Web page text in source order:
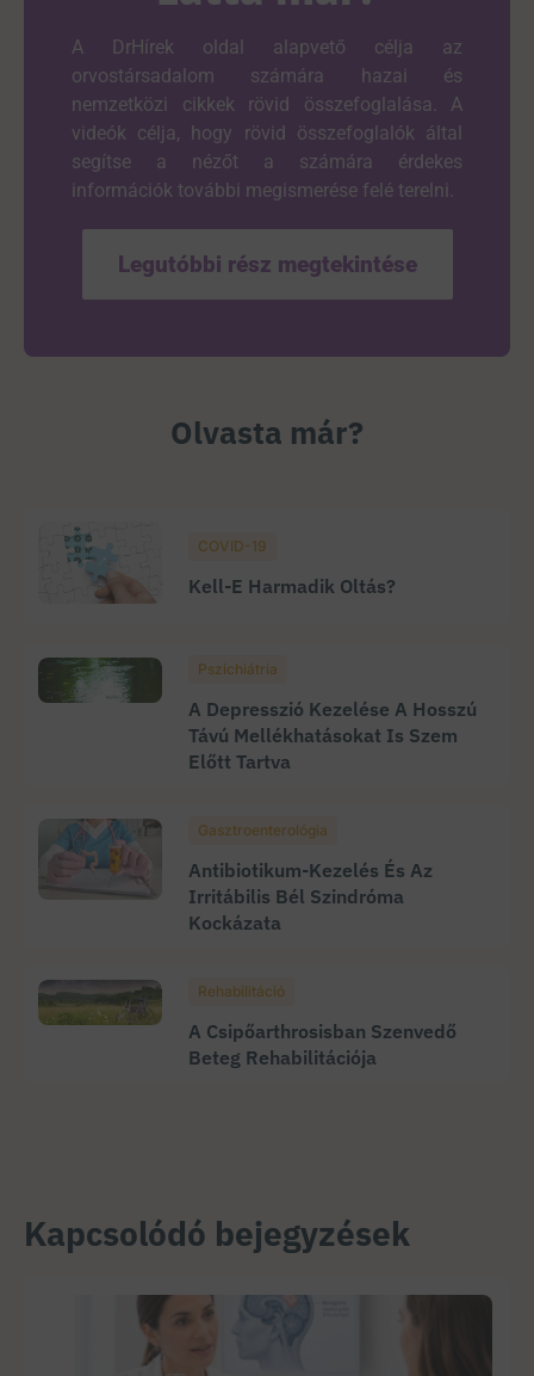
A DrHírek oldal alapvető célja az
orvostársadalom számára hazai és
nemzetközi cikkek rövid összefoglalása. A
videók célja, hogy rövid összefoglalók által
segítse a nézőt a számára érdekes
információk további megismerése felé terelni.
Legutóbbi rész megtekintése
Olvasta már?
COVID-19
Kell-E Harmadik Oltás?
Pszichiátria
A Depresszió Kezelése A Hosszú
Távú Mellékhatásokat Is Szem
Előtt Tartva
Gasztroenterológia
Antibiotikum-Kezelés És Az
Irritábilis Bél Szindróma
Kockázata
Rehabilitáció
A Csipőarthrosisban Szenvedő
Beteg Rehabilitációja
Kapcsolódó bejegyzések